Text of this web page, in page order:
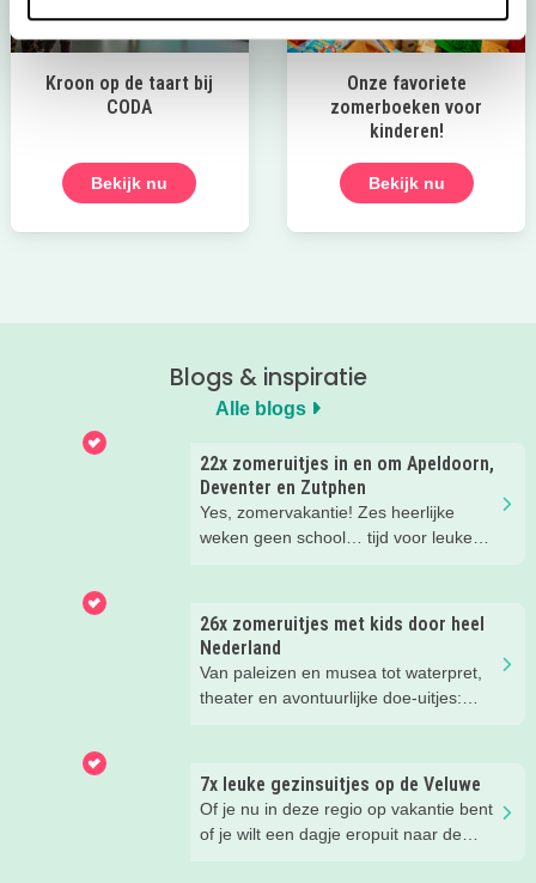
Kroon op de taart bij
CODA
Bekijk nu
Onze favoriete
zomerboeken voor
kinderen!
Bekijk nu
Blogs & inspiratie
Alle blogs
22x zomeruitjes in en om Apeldoorn,
Deventer en Zutphen
Yes, zomervakantie! Zes heerlijke
weken geen school… tijd voor leuke
Zutphen en de Veluwe. Wij
verzamelden de leukste zomeruitjes
met kinderen voor je.
26x zomeruitjes met kids door heel
Nederland
Van paleizen en musea tot waterpret,
theater en avontuurlijke doe-uitjes:
7x leuke gezinsuitjes op de Veluwe
Of je nu in deze regio op vakantie bent
of je wilt een dagje eropuit naar de